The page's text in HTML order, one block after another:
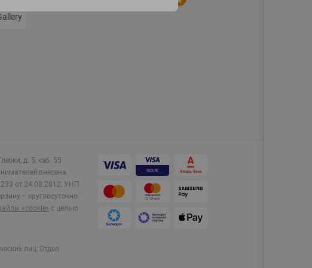
д. 5, каб. 55
внесена
от 24.08.2012. УНП
– круглосуточно.
«cookie» с целью
лиц: Отдел